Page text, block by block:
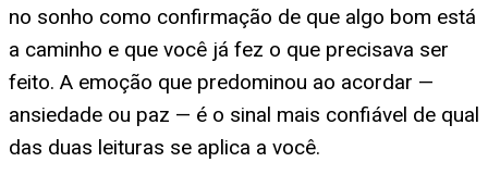
no sonho como confirmação de que algo bom está
a caminho e que você já fez o que precisava ser
feito. A emoção que predominou ao acordar —
ansiedade ou paz — é o sinal mais confiável de qual
das duas leituras se aplica a você.